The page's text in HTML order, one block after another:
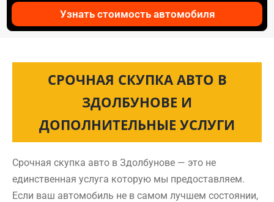
Узнать стоимость автомобиля
СРОЧНАЯ СКУПКА АВТО В
ЗДОЛБУНОВЕ И
ДОПОЛНИТЕЛЬНЫЕ УСЛУГИ
Срочная скупка авто в Здолбунове — это не
единственная услуга которую мы предоставляем.
Если ваш автомобиль не в самом лучшем состоянии,